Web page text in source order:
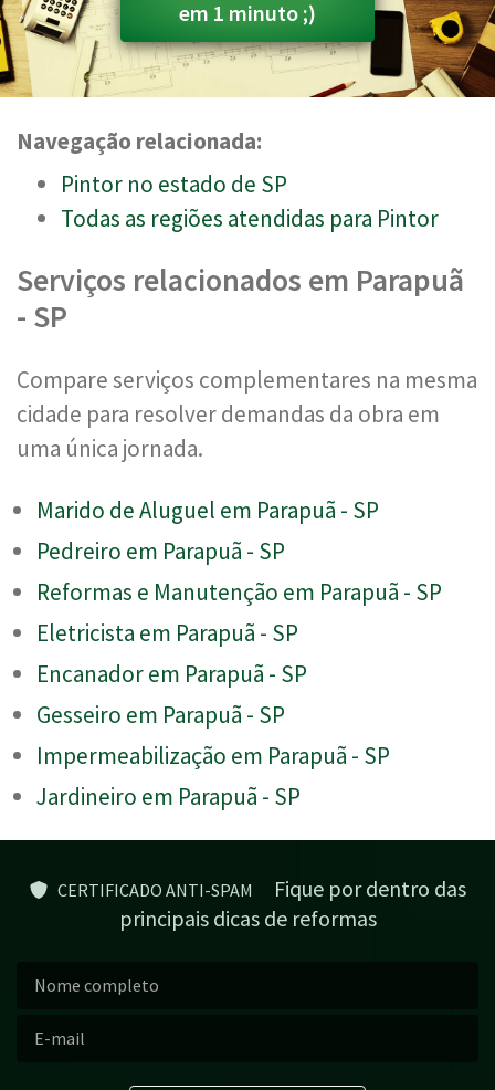
em 1 minuto ;)
Navegação relacionada:
Pintor no estado de SP
Todas as regiões atendidas para Pintor
Serviços relacionados em Parapuã
- SP
Compare serviços complementares na mesma
cidade para resolver demandas da obra em
uma única jornada.
Marido de Aluguel em Parapuã - SP
Pedreiro em Parapuã - SP
Reformas e Manutenção em Parapuã - SP
Eletricista em Parapuã - SP
Encanador em Parapuã - SP
Gesseiro em Parapuã - SP
Impermeabilização em Parapuã - SP
Jardineiro em Parapuã - SP
CERTIFICADO ANTI-SPAM
Fique por dentro das
principais dicas de reformas